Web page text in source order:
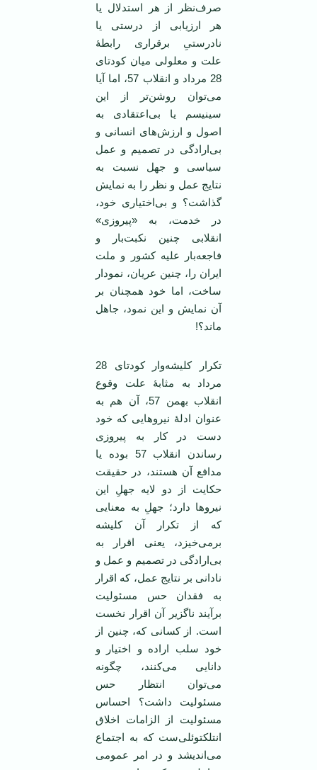
صرف‌نظر از هر استدلال یا
هر ارزیابی از درستی یا
نادرستیِ برقراری رابطۀ
علت و معلولی میان کودتای
28 مرداد و انقلاب 57، اما آیا
می‌‌توان روشن‌تر از این
سینیسم یا بی‌اعتقادی به
اصول و ارزش‌های انسانی و
بی‌ارادگی در تصمیم و عمل
سیاسی و جهل نسبت به
نتایج عمل و نظر را به نمایش
گذاشت؟ و بی‌اختیاری خود،
در خدمت، به «پیروزی»
انقلابی چنین نکبت‌بار و
فاجعه‌بار علیه کشور و ملت
ایران را، چنین عریان، نمودار
ساخت، اما خود همچنان بر
آن نمایش و این نمود، جاهل
ماند؟!
تکرار کلیشه‌وار کودتای 28
مرداد به مثابۀ علت وقوع
انقلاب بهمن 57، آن هم به
عنوان ادلۀ نیروهایی که خود
دست در کار به پیروزی
رساندن انقلاب 57 بوده یا
مدافع آن هستند، در حقیقت
حکایت از دو لایه جهلِ این
نیروها دارد؛ جهلِ به معنایی
که از تکرار آن کلیشه
برمی‌خیزد، یعنی اقرار به
بی‌ارادگی در تصمیم و عمل و
نادانی بر نتایج عمل، که اقرار
به فقدان حس مسئولیت
برآیند ناگزیر آن اقرار نخست
ا‌ست. از کسانی که، چنین از
خود سلب اراده و اختیار و
دانایی می‌کنند، چگونه
می‌توان انتظار حس
مسئولیت داشت؟ احساس
مسئولیت از الزامات اخلاق
انتلکتوئلی‌ست که به اجتماع
می‌اندیشد و در امر عمومی